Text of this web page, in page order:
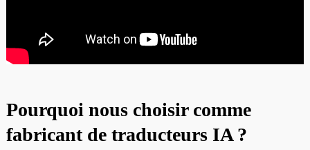
Pourquoi nous choisir comme
fabricant de traducteurs IA ?